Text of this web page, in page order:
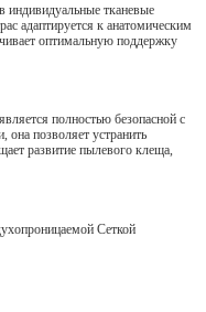
тканевые
адаптируется к анатомическим
оптимальную поддержку
полностью безопасной с
она позволяет устранить
развитие пылевого клеща,
Сеткой